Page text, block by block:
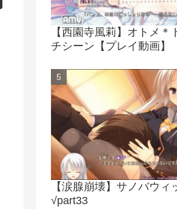
【西園寺風莉】オトメ＊
チシーン【プレイ動画】
【涙腺崩壊】サノバウィ
√part33